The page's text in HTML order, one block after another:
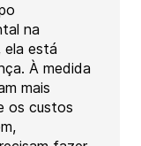
na
ela está
À medida
mais
os custos